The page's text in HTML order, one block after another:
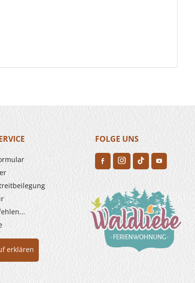
erklären
FOLGE UNS
H F